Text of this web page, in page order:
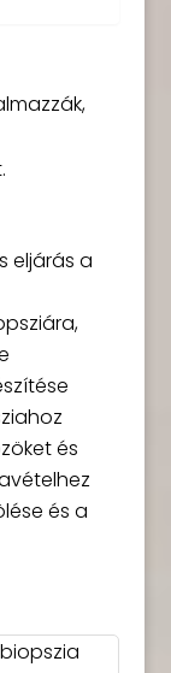
eljárás a
és
és a